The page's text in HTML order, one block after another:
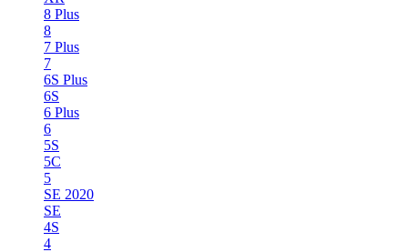
8 Plus
8
7 Plus
7
6S Plus
6S
6 Plus
6
5S
5C
5
SE 2020
SE
4S
4